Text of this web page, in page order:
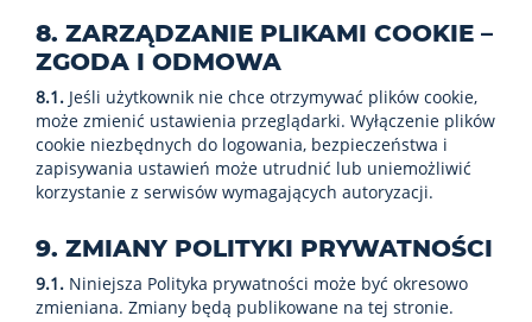
8. ZARZĄDZANIE PLIKAMI COOKIE –
ZGODA I ODMOWA
8.1. Jeśli użytkownik nie chce otrzymywać plików cookie,
może zmienić ustawienia przeglądarki. Wyłączenie plików
cookie niezbędnych do logowania, bezpieczeństwa i
zapisywania ustawień może utrudnić lub uniemożliwić
korzystanie z serwisów wymagających autoryzacji.
9. ZMIANY POLITYKI PRYWATNOŚCI
9.1. Niniejsza Polityka prywatności może być okresowo
zmieniana. Zmiany będą publikowane na tej stronie.